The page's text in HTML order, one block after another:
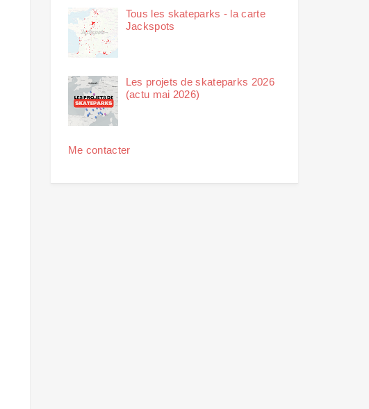
Tous les skateparks - la carte
Jackspots
Les projets de skateparks 2026
(actu mai 2026)
Me contacter